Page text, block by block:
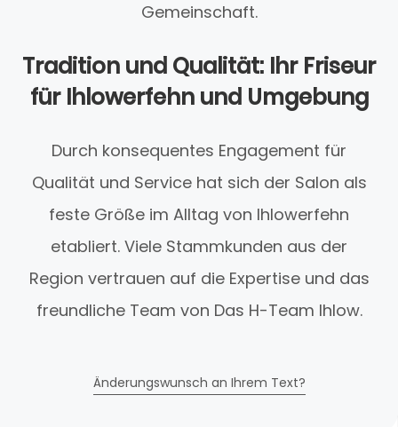
Gemeinschaft.
Tradition und Qualität: Ihr Friseur
für Ihlowerfehn und Umgebung
Durch konsequentes Engagement für
Qualität und Service hat sich der Salon als
feste Größe im Alltag von Ihlowerfehn
etabliert. Viele Stammkunden aus der
Region vertrauen auf die Expertise und das
freundliche Team von Das H-Team Ihlow.
Änderungswunsch an Ihrem Text?